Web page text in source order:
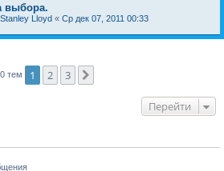
выбора.
Stanley Lloyd « Ср дек 07, 2011 00:33
тем 1 2 3
Перейти